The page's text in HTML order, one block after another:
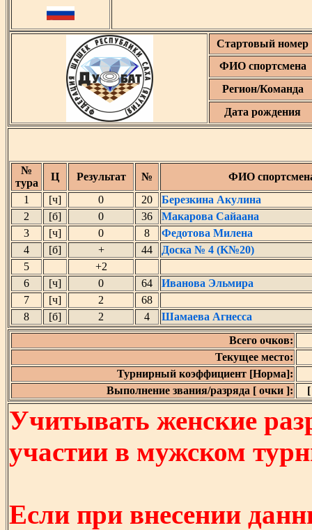
Стартовый номер
ФИО спортсмена
Регион/Команда
Дата рождения
№
тура
Ц Результат №
ФИО
1
[ч] 0 20
Березкина Акулина
2
[б] 0 36
Макарова Сайаана
3
[ч] 0 8
Федотова Милена
4
[б] + 44
Доска № 4 (K№20)
5
+2
6
[ч] 0 64
Иванова Эльмира
7
[ч] 2
68
8
[б] 2 4
Шамаева Агнесса
Всего очков:
Текущее место:
Турнирный коэффициент [Норма]:
Выполнение звания/разряда [ очки ]:
Учитывать женские
участии в мужском
Если при внесении